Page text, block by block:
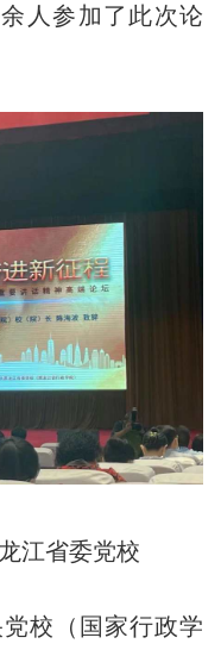
人参加了此次论
江省委党校
校（国家行政学